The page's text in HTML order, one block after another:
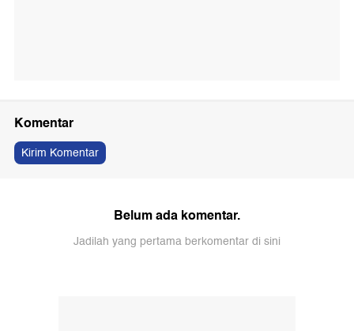
Komentar
Kirim Komentar
Belum ada komentar.
Jadilah yang pertama berkomentar di sini